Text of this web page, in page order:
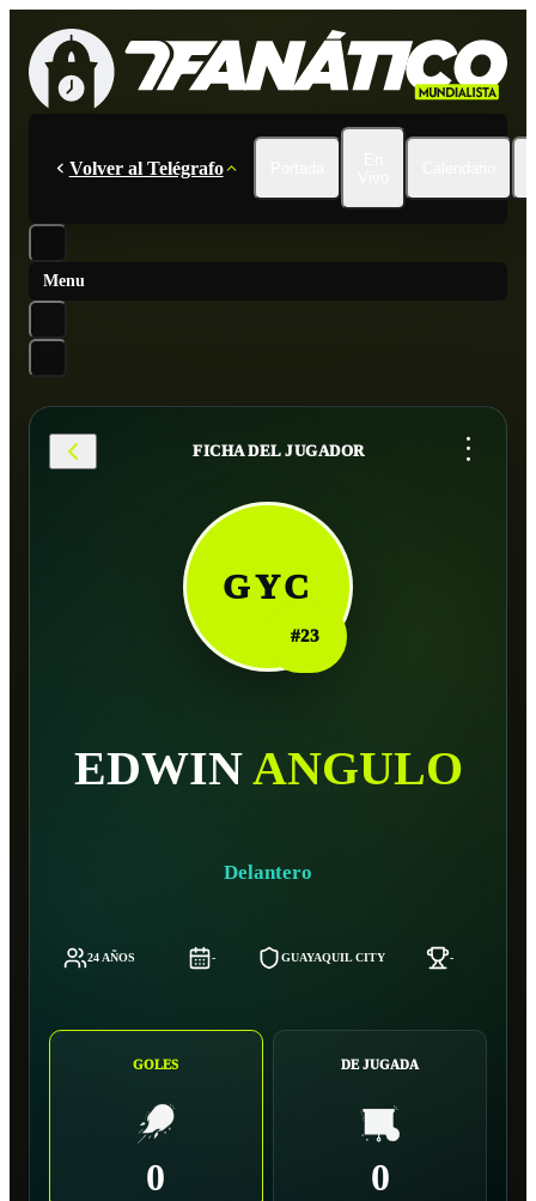
Volver al Telégrafo
Menu
FICHA DEL JUGADOR ...
GYC
#23
EDWINANGULO
Delantero
24 AÑOS - GUAYAQUIL CITY -
GOLES
0
DE JUGADA
0